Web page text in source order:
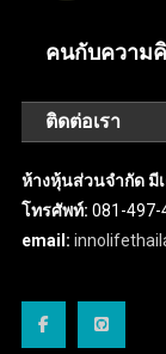
คนกับความคิ
ติดต่อเรา
ห้างหุ้นส่วนจำกัด มี
โทรศัพท์: 081-497-
email: